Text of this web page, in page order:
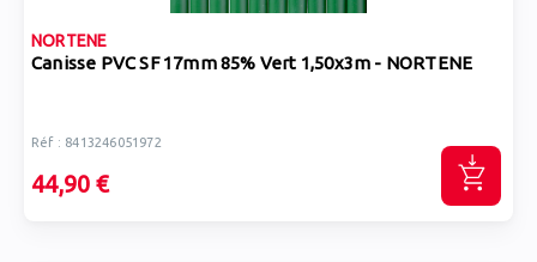
NORTENE
Canisse PVC SF 17mm 85% Vert 1,50x3m - NORTENE
Réf : 8413246051972
44,90 €